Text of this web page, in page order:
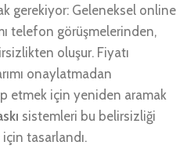
gerekiyor: Geleneksel online
telefon görüşmelerinden,
oluşur. Fiyatı
onaylatmadan
etmek için yeniden aramak
sistemleri bu belirsizliği
tasarlandı.